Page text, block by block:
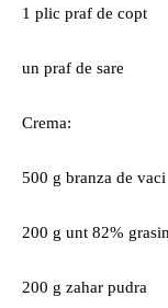
1 plic praf de copt
un praf de sare
Crema:
500 g branza de vaci
200 g unt 82%
200 g zahar pudra